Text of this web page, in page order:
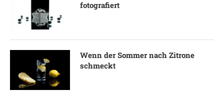
fotografiert
Wenn der Sommer nach Zitrone
schmeckt